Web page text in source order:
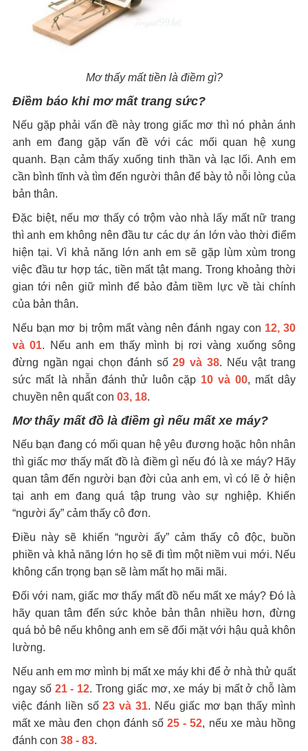
Mơ thấy mất tiền là điềm gì?
Điềm báo khi mơ mất trang sức?
Nếu gặp phải vấn đề này trong giấc mơ thì nó phản ánh
anh em đang gặp vấn đề với các mối quan hệ xung
quanh. Bạn cảm thấy xuống tinh thần và lạc lối. Anh em
cần bình tĩnh và tìm đến người thân để bày tỏ nỗi lòng của
bản thân.
Đặc biệt, nếu mơ thấy có trộm vào nhà lấy mất nữ trang
thì anh em không nên đầu tư các dự án lớn vào thời điểm
hiện tại. Vì khả năng lớn anh em sẽ gặp lùm xùm trong
việc đầu tư hợp tác, tiền mất tật mang. Trong khoảng thời
gian tới nên giữ mình để bảo đảm tiềm lực về tài chính
của bản thân.
Nếu bạn mơ bị trộm mất vàng nên đánh ngay con 12, 30
và 01. Nếu anh em thấy mình bị rơi vàng xuống sông
đừng ngần ngại chọn đánh số29 và 38. Nếu vật trang
sức mất là nhẫn đánh thử luôn cặp 10 và 00, mất dây
chuyền nên quất con 03, 18.
Mơ thấy mất đồ là điềm gì nếu mất xe máy?
Nếu bạn đang có mối quan hệ yêu đương hoặc hôn nhân
thì giấc mơ thấy mất đồ là điềm gì nếu đó là xe máy? Hãy
quan tâm đến người bạn đời của anh em, vì có lẽ ở hiện
tại anh em đang quá tập trung vào sự nghiệp. Khiến
“người ấy” cảm thấy cô đơn.
Điều này sẽ khiến “người ấy” cảm thấy cô độc, buồn
phiền và khả năng lớn họ sẽ đi tìm một niềm vui mới. Nếu
không cẩn trọng bạn sẽ làm mất họ mãi mãi.
Đối với nam, giấc mơ thấy mất đồ nếu mất xe máy? Đó là
hãy quan tâm đến sức khỏe bản thân nhiều hơn, đừng
quá bỏ bê nếu không anh em sẽ đối mặt với hậu quả khôn
lường.
Nếu anh em mơ mình bị mất xe máy khi để ở nhà thử quất
ngay số 21 - 12. Trong giấc mơ, xe máy bị mất ở chỗ làm
việc đánh liền số23 và 31. Nếu giấc mơ bạn thấy mình
mất xe màu đen chọn đánh số25 - 52, nếu xe màu hồng
đánh con 38 - 83.